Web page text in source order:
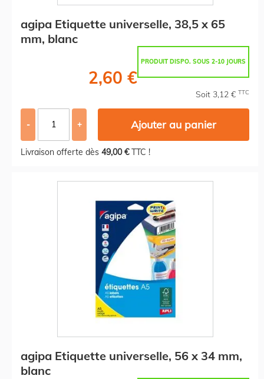
agipa Etiquette universelle, 38,5 x 65
mm, blanc
PRODUIT DISPO. SOUS 2-10 JOURS
2,60 €
Soit 3,12 € TTC
- + Ajouter au panier
Livraison offerte dès 49,00 €TTC !
agipa Etiquette universelle, 56 x 34 mm,
blanc